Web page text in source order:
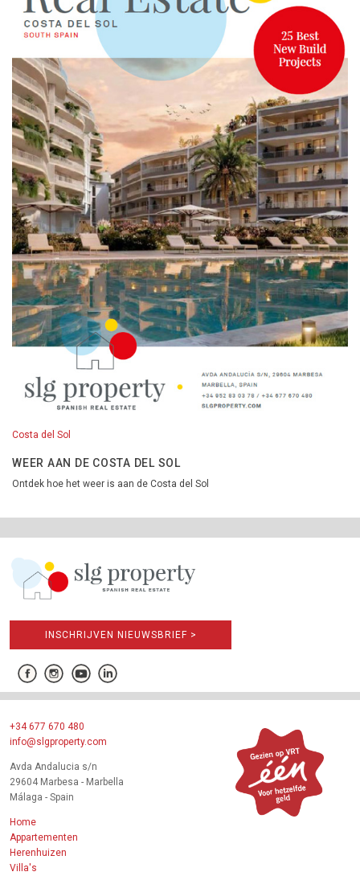
Costa del Sol
WEER AAN DE COSTA DEL SOL
Ontdek hoe het weer is aan de Costa del Sol
INSCHRIJVEN NIEUWSBRIEF >
+34 677 670 480
info@slgproperty.com
Avda Andalucia s/n
29604 Marbesa - Marbella
Málaga - Spain
Home
Appartementen
Herenhuizen
Villa's